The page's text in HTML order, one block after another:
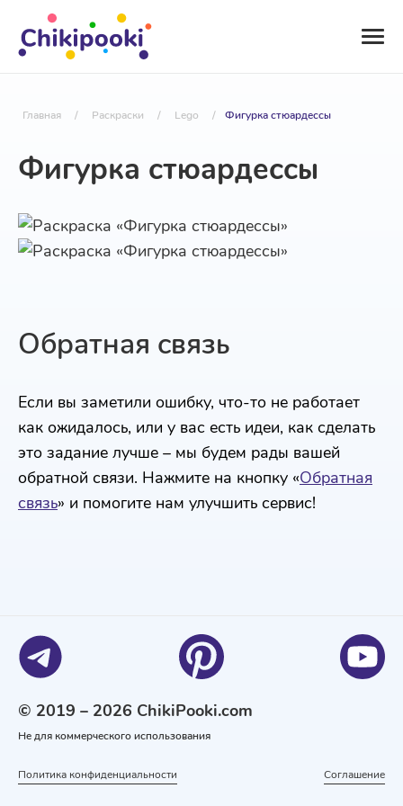
Главная / Раскраски / Lego / Фигурка стюардессы
Фигурка стюардессы
Обратная связь
Если вы заметили ошибку, что-то не работает
как ожидалось, или у вас есть идеи, как сделать
это задание лучше – мы будем рады вашей
обратной связи. Нажмите на кнопку «Обратная
связь» и помогите нам улучшить сервис!
© 2019 – 2026 ChikiPooki.com
Не для коммерческого использования
Политика конфиденциальности Соглашение